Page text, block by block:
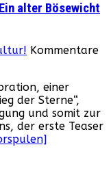
alter Bösewicht
Kommentare
einer
der Sterne“,
und somit zur
der erste Teaser